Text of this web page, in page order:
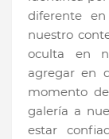
diferente
nuestro
oculta en
agregar en
momento
galería a
estar